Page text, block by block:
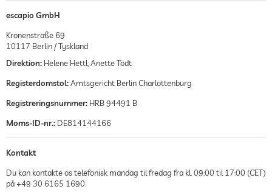
escapio GmbH
Kronenstraße 69
10117 Berlin / Tyskland
Direktion: Helene Hettl, Anette Tödt
Registerdomstol:Amtsgericht Berlin Charlottenburg
Registreringsnummer: HRB 94491 B
Moms-ID-nr.: DE814144166
Kontakt
Du kan kontakte os telefonisk mandag til fredag fra kl. 09:00 til 17:00 (CET)
på +49 30 6165 1690.